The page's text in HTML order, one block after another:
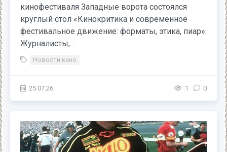
кинофестиваля Западные ворота состоялся
круглый стол «Кинокритика и современное
фестивальное движение: форматы, этика, пиар».
Журналисты,...
Новости кино
25.07.26 1 0